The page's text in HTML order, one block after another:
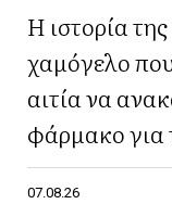
Η ιστορία
χαμόγελο
αιτία να
φάρμακο για
07.08.26